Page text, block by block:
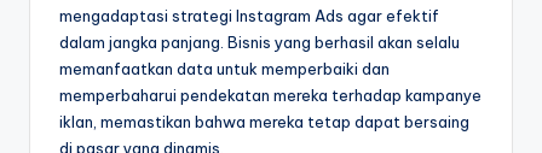
mengadaptasi strategi Instagram Ads agar efektif
dalam jangka panjang. Bisnis yang berhasil akan selalu
memanfaatkan data untuk memperbaiki dan
memperbaharui pendekatan mereka terhadap kampanye
iklan, memastikan bahwa mereka tetap dapat bersaing
di pasar yang dinamis.